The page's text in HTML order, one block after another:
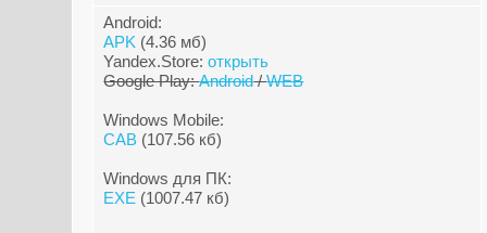
Android:
APK (4.36 мб)
Yandex.Store:открыть
Google Play:Android/WEB
Windows Mobile:
CAB (107.56 кб)
Windows для ПК:
EXE (1007.47 кб)